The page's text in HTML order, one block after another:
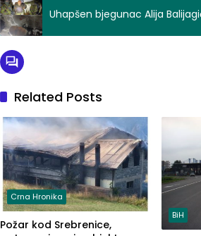
Uhapšen bjegunac Alija
Related Posts
Crna Hronika
Požar kod Srebrenice,
BiH